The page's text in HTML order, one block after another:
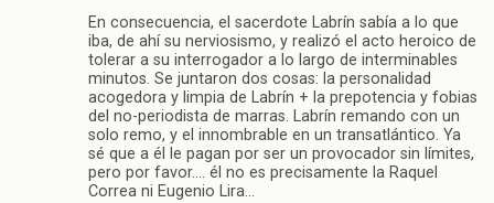
En consecuencia, el sacerdote Labrín sabía a lo que
iba, de ahí su nerviosismo, y realizó el acto heroico de
tolerar a su interrogador a lo largo de interminables
minutos. Se juntaron dos cosas: la personalidad
acogedora y limpia de Labrín + la prepotencia y fobias
del no-periodista de marras. Labrín remando con un
solo remo, y el innombrable en un transatlántico. Ya
sé que a él le pagan por ser un provocador sin límites,
pero por favor…. él no es precisamente la Raquel
Correa ni Eugenio Lira…